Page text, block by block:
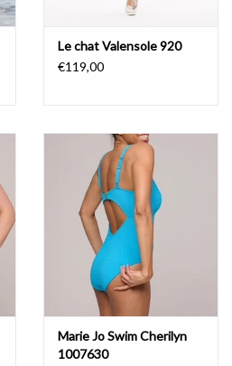
Le chat Valensole 920
€119,00
Marie Jo Swim Cherilyn
1007630